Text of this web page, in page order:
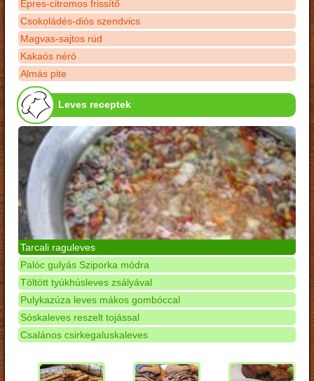
Epres-citromos frissítő
Csokoládés-diós szendvics
Magvas-sajtos rúd
Kakaós néró
Almás pite
Leves receptek
Tarcali raguleves
Palóc gulyás Sziporka módra
Töltött tyúkhúsleves zsályával
Pulykazúza leves mákos gombóccal
Sóskaleves reszelt tojással
Csalános csirkegaluskaleves